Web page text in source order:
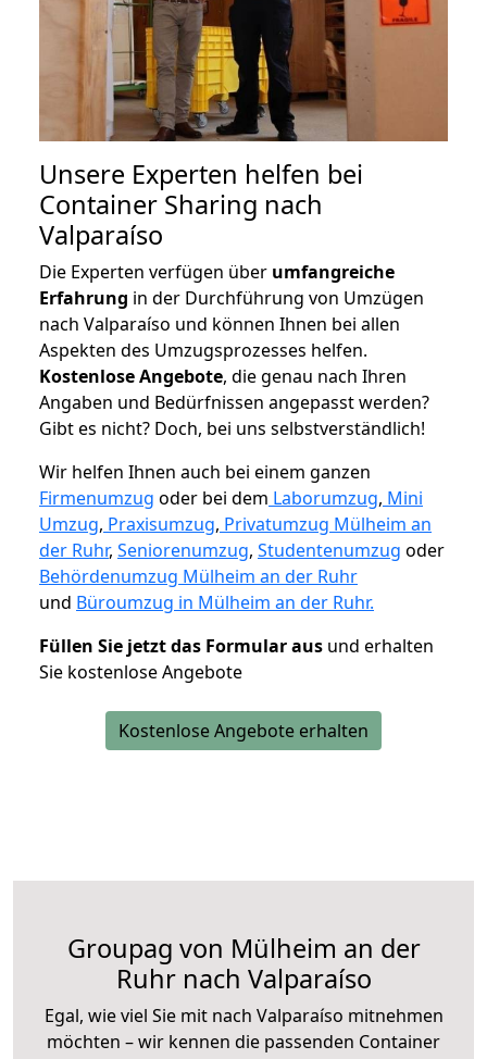
Unsere Experten helfen bei
Container Sharing nach
Valparaíso
Die Experten verfügen über umfangreiche
Erfahrung in der Durchführung von Umzügen
nach Valparaíso und können Ihnen bei allen
Aspekten des Umzugsprozesses helfen.
Kostenlose Angebote, die genau nach Ihren
Angaben und Bedürfnissen angepasst werden?
Gibt es nicht? Doch, bei uns selbstverständlich!
Wir helfen Ihnen auch bei einem ganzen
Firmenumzug oder bei dem Laborumzug, Mini
Umzug, Praxisumzug, Privatumzug Mülheim an
der Ruhr, Seniorenumzug, Studentenumzug oder
Behördenumzug Mülheim an der Ruhr
und Büroumzug in Mülheim an der Ruhr.
Füllen Sie jetzt das Formular aus und erhalten
Sie kostenlose Angebote
Kostenlose Angebote erhalten
Groupag von Mülheim an der
Ruhr nach Valparaíso
Egal, wie viel Sie mit nach Valparaíso mitnehmen
möchten – wir kennen die passenden Container